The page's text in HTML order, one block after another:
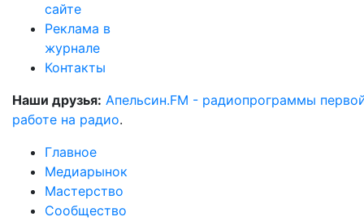
сайте
Реклама в
журнале
Контакты
Наши друзья: Апельсин.FM - радиопрограммы
работе на радио.
Главное
Медиарынок
Мастерство
Сообщество